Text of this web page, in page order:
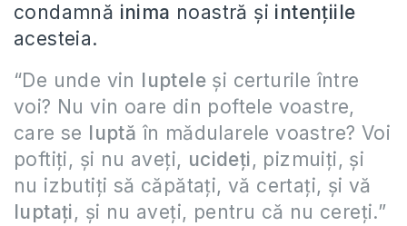
condamnă inima noastră și intențiile
acesteia.
“De unde vin luptele și certurile între
voi? Nu vin oare din poftele voastre,
care se luptă în mădularele voastre? Voi
poftiți, și nu aveți, ucideți, pizmuiți, și
nu izbutiți să căpătați, vă certați, și vă
luptați, și nu aveți, pentru că nu cereți.”